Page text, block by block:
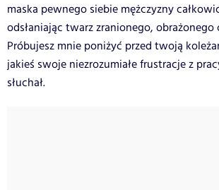
maska pewnego siebie mężczyzny
odsłaniając twarz zranionego, obrażonego
Próbujesz mnie poniżyć przed twoją
jakieś swoje niezrozumiałe frustracje z
słuchał.